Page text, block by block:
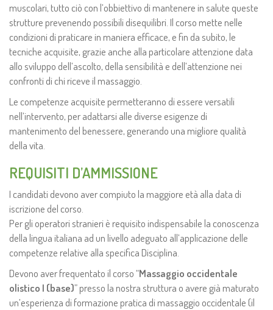
muscolari, tutto ciò con l’obbiettivo di mantenere in salute queste
strutture prevenendo possibili disequilibri. Il corso mette nelle
condizioni di praticare in maniera efficace, e fin da subito, le
tecniche acquisite, grazie anche alla particolare attenzione data
allo sviluppo dell’ascolto, della sensibilità e dell’attenzione nei
confronti di chi riceve il massaggio.
Le competenze acquisite permetteranno di essere versatili
nell’intervento, per adattarsi alle diverse esigenze di
mantenimento del benessere, generando una migliore qualità
della vita.
REQUISITI D’AMMISSIONE
I candidati devono aver compiuto la maggiore età alla data di
iscrizione del corso.
Per gli operatori stranieri è requisito indispensabile la conoscenza
della lingua italiana ad un livello adeguato all’applicazione delle
competenze relative alla specifica Disciplina.
Devono aver frequentato il corso “Massaggio occidentale
olistico I (base)” presso la nostra struttura o avere già maturato
un’esperienza di formazione pratica di massaggio occidentale (il